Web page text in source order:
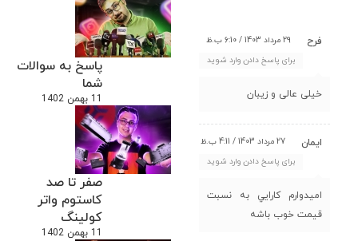
پاسخ به سوالات
شما
11 بهمن 1402
صفر تا صد
کاستوم واتر
کولینگ
11 بهمن 1402
فرح
29 مرداد 1403 / 6:10 ب.ظ
برای پاسخ دادن وارد شوید
خیلی عالی و زیبان
ايمان
27 مرداد 1403 / 4:11 ب.ظ
برای پاسخ دادن وارد شوید
اميدوارم كارايي به نسبت
قيمت خوب باشه